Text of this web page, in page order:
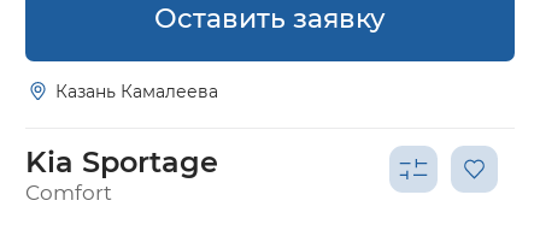
Оставить заявку
Казань Камалеева
Kia Sportage
Comfort